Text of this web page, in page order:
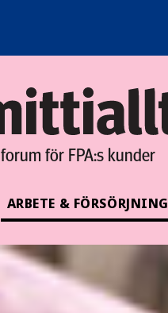
forum för FPA:s kunder
ARBETE & FÖRSÖRJNING